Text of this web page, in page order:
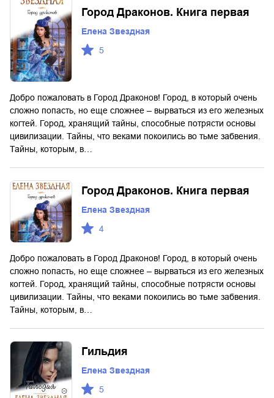
Город Драконов. Книга первая
Елена Звездная
5
Добро пожаловать в Город Драконов! Город, в который очень
сложно попасть, но еще сложнее – вырваться из его железных
когтей. Город, хранящий тайны, способные потрясти основы
цивилизации. Тайны, что веками покоились во тьме забвения.
Тайны, которым, в…
Город Драконов. Книга первая
Елена Звездная
4
Добро пожаловать в Город Драконов! Город, в который очень
сложно попасть, но еще сложнее – вырваться из его железных
когтей. Город, хранящий тайны, способные потрясти основы
цивилизации. Тайны, что веками покоились во тьме забвения.
Тайны, которым, в…
Гильдия
Елена Звездная
5